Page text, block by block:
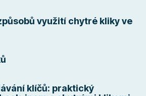
využití chytré kliky ve
klíčů: praktický